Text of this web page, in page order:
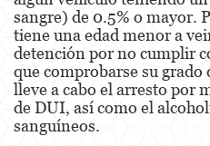
Audiencia de
Audiencias de
Audiencias de
sangre) de 0.5% o mayor.
tiene una edad menor a
detención por no cumplir
que comprobarse su grado
lleve a cabo el arresto por
de DUI, así como el
sanguíneos.